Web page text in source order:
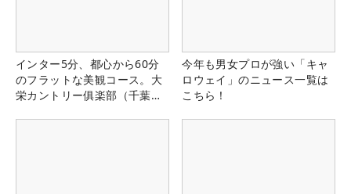
インター5分、都心から60分
のフラットな美観コース。大
栄カントリー俱楽部（千葉
今年も男女プロが強い「キャ
ロウェイ」のニュース一覧は
こちら！